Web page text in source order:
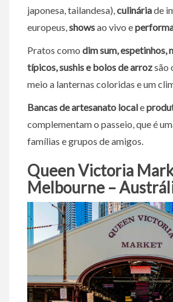
japonesa, tailandesa),culináriade
europeus,showsao vivo e
Pratos como dim sum, espetinhos,
típicos, sushis e bolos de arrozsão
meio a lanternas coloridas e um
Bancas de artesanato locale
complementam o passeio, que é
famílias e grupos de amigos.
Queen Victoria
Melbourne –